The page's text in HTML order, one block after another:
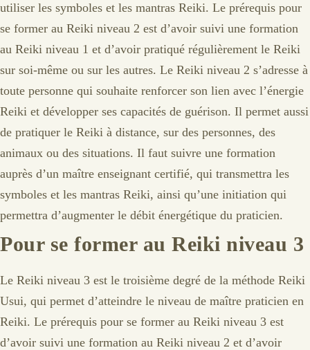
utiliser les symboles et les mantras Reiki. Le prérequis pour
se former au Reiki niveau 2 est d’avoir suivi une formation
au Reiki niveau 1 et d’avoir pratiqué régulièrement le Reiki
sur soi-même ou sur les autres. Le Reiki niveau 2 s’adresse à
toute personne qui souhaite renforcer son lien avec l’énergie
Reiki et développer ses capacités de guérison. Il permet aussi
de pratiquer le Reiki à distance, sur des personnes, des
animaux ou des situations. Il faut suivre une formation
auprès d’un maître enseignant certifié, qui transmettra les
symboles et les mantras Reiki, ainsi qu’une initiation qui
permettra d’augmenter le débit énergétique du praticien.
Pour se former au Reiki niveau 3
Le Reiki niveau 3 est le troisième degré de la méthode Reiki
Usui, qui permet d’atteindre le niveau de maître praticien en
Reiki. Le prérequis pour se former au Reiki niveau 3 est
d’avoir suivi une formation au Reiki niveau 2 et d’avoir